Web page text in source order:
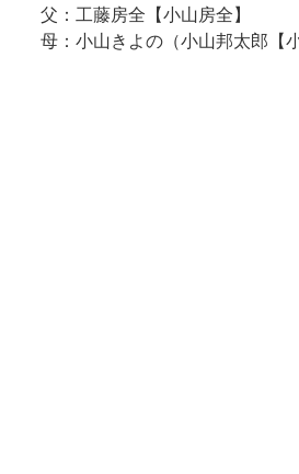
父：工藤房全【小山房全】
母：小山きよの（小山邦太郎【小